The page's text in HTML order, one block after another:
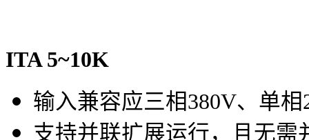
ITA 5~10K
输入兼容应三相380V、单相
支持并联扩展运行，且无需